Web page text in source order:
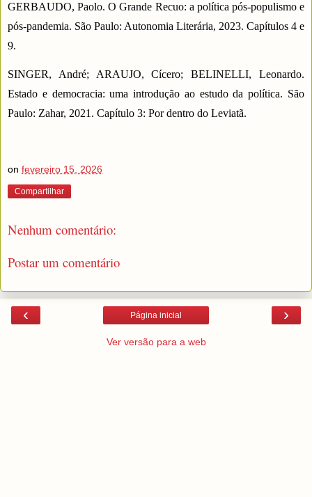
GERBAUDO, Paolo. O Grande Recuo: a política pós-populismo e
pós-pandemia. São Paulo: Autonomia Literária, 2023. Capítulos 4 e
9.
SINGER, André; ARAUJO, Cícero; BELINELLI, Leonardo.
Estado e democracia: uma introdução ao estudo da política. São
Paulo: Zahar, 2021. Capítulo 3: Por dentro do Leviatã.
on fevereiro 15, 2026
Compartilhar
Nenhum comentário:
Postar um comentário
‹ ›
Página inicial
Ver versão para a web